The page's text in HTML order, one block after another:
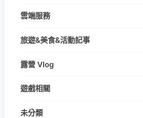
雲端服務
旅遊&美食&活動記事
露營 Vlog
遊戲相關
未分類